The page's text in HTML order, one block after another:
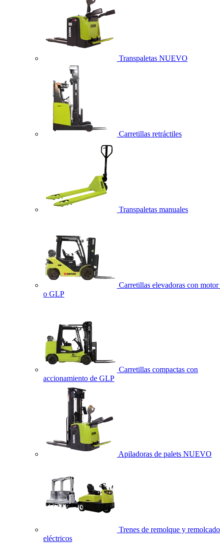
Transpaletas NUEVO
Carretillas retráctiles
Transpaletas manuales
Carretillas elevadoras con motor
o GLP
Carretillas compactas con
accionamiento de GLP
Apiladoras de palets NUEVO
Trenes de remolque y
eléctricos